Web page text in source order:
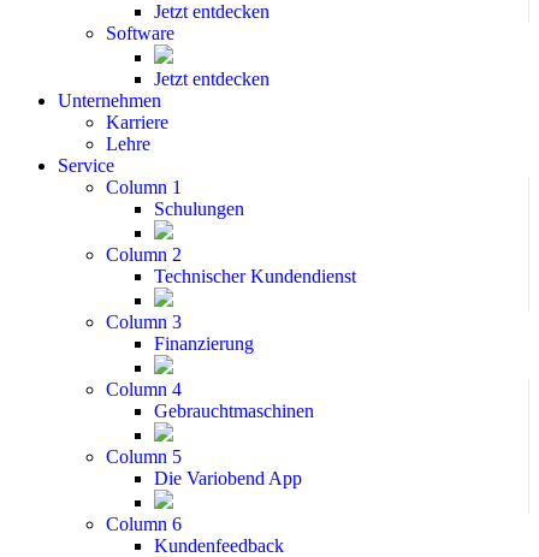
Jetzt entdecken
Software
Jetzt entdecken
Unternehmen
Karriere
Lehre
Service
Column 1
Schulungen
Column 2
Technischer Kundendienst
Column 3
Finanzierung
Column 4
Gebrauchtmaschinen
Column 5
Die Variobend App
Column 6
Kundenfeedback